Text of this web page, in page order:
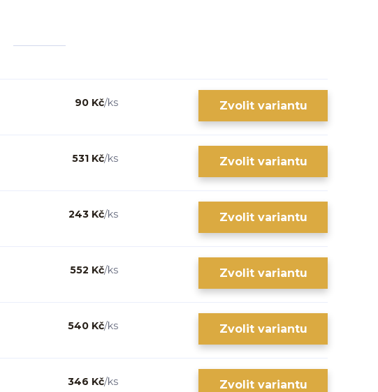
90 Kč/ks Zvolit variantu
531 Kč/ks Zvolit variantu
243 Kč/ks Zvolit variantu
552 Kč/ks Zvolit variantu
540 Kč/ks Zvolit variantu
346 Kč/ks Zvolit variantu